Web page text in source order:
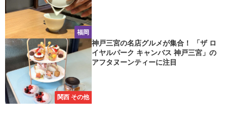
福岡
関西 その他
神戸三宮の名店グルメが集合！ 「ザ ロ
イヤルパーク キャンバス 神戸三宮」の
アフタヌーンティーに注目